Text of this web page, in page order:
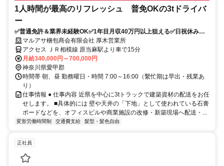
1人時間が最高のリフレッシュ 普免OKの3tドライバ
ー
✅普通免許＆業界未経験OK✅1年目月収40万円以上狙える✅日祝休み
✅16時退社で夜勤なし
マルアサ梱包商会有限会社 厚木営業所
アクセス ＪＲ相模線 原当麻駅より車で15分
月給340,000円～700,000円
神奈川県愛甲郡
時間帯 朝、昼 勤務曜日・時間 7:00～16:00（繫忙期は早出・残業あ
り）
仕事情報 ● 仕事内容 近県を中心に3tトラックで建築資材の配送をお任
せします。 ■具体的には 壁や天井の「下地」として使われている石膏
ボードなどを、オフィスビルや商業施設の改修・新築現場へ配送・...
変形労働時間制 交通費支給 髪型・髪色自由
正社員